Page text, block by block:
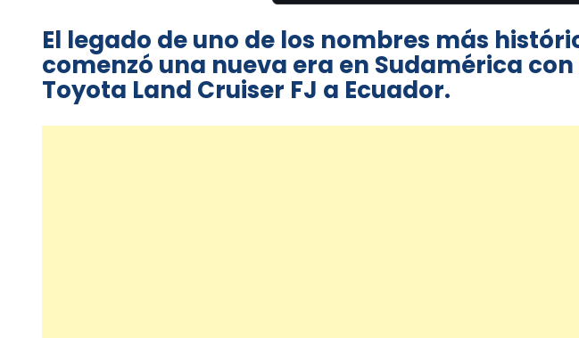
El legado de uno de los nombres más
comenzó una nueva era en Sudamérica
Toyota Land Cruiser FJ a Ecuador.